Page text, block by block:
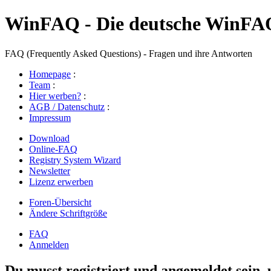
WinFAQ - Die deutsche
FAQ (Frequently Asked Questions) - Fragen und ihre Antworten
Homepage :
Team :
Hier werben? :
AGB / Datenschutz :
Impressum
Download
Online-FAQ
Registry System Wizard
Newsletter
Lizenz erwerben
Foren-Übersicht
Ändere Schriftgröße
FAQ
Anmelden